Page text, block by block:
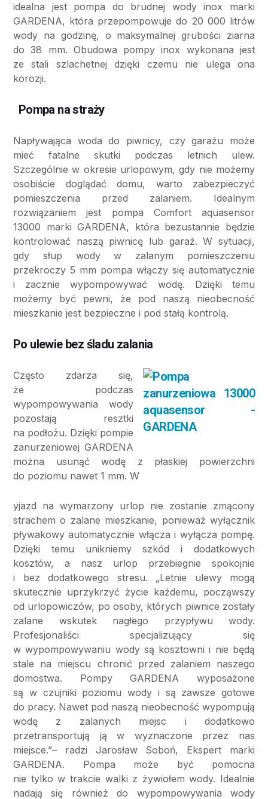
idealna jest pompa do brudnej wody inox marki
GARDENA, która przepompowuje do 20 000 litrów
wody na godzinę, o maksymalnej grubości ziarna
do 38 mm. Obudowa pompy inox wykonana jest
ze stali szlachetnej dzięki czemu nie ulega ona
korozji.
Pompa na straży
Napływająca woda do piwnicy, czy garażu może
mieć fatalne skutki podczas letnich ulew.
Szczególnie w okresie urlopowym, gdy nie możemy
osobiście doglądać domu, warto zabezpieczyć
pomieszczenia przed zalaniem. Idealnym
rozwiązaniem jest pompa Comfort aquasensor
13000 marki GARDENA, która bezustannie będzie
kontrolować naszą piwnicę lub garaż. W sytuacji,
gdy słup wody w zalanym pomieszczeniu
przekroczy 5 mm pompa włączy się automatycznie
i zacznie wypompowywać wodę. Dzięki temu
możemy być pewni, że pod naszą nieobecność
mieszkanie jest bezpieczne i pod stałą kontrolą.
Po ulewie bez śladu zalania
Często zdarza się,
że podczas
wypompowywania wody
pozostają resztki
na podłożu. Dzięki pompie
zanurzeniowej GARDENA
można usunąć wodę z płaskiej powierzchni
do poziomu nawet 1 mm. W
yjazd na wymarzony urlop nie zostanie zmącony
strachem o zalane mieszkanie, ponieważ wyłącznik
pływakowy automatycznie włącza i wyłącza pompę.
Dzięki temu unikniemy szkód i dodatkowych
kosztów, a nasz urlop przebiegnie spokojnie
i bez dodatkowego stresu. „Letnie ulewy mogą
skutecznie uprzykrzyć życie każdemu, począwszy
od urlopowiczów, po osoby, których piwnice zostały
zalane wskutek nagłego przypływu wody.
Profesjonaliści specjalizujący się
w wypompowywaniu wody są kosztowni i nie będą
stale na miejscu chronić przed zalaniem naszego
domostwa. Pompy GARDENA wyposażone
są w czujniki poziomu wody i są zawsze gotowe
do pracy. Nawet pod naszą nieobecność wypompują
wodę z zalanych miejsc i dodatkowo
przetransportują ją w wyznaczone przez nas
miejsce.”– radzi Jarosław Soboń, Ekspert marki
GARDENA. Pompa może być pomocna
nie tylko w trakcie walki z żywiołem wody. Idealnie
nadają się również do wypompowywania wody